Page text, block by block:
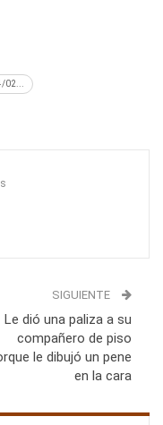
02...
SIGUIENTE
Le dió una paliza a su
compañero de piso
le dibujó un pene
en la cara